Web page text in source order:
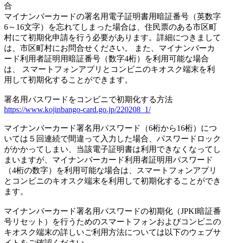
合
マイナンバーカードの署名用電子証明書用暗証番号（英数字
6～16文字）を忘れてしまった場合は、住民票のある市区町
村にて初期化申請を行う必要があります。詳細につきまして
は、市区町村にお問合せください。 また、マイナンバーカ
ード利用者証明用暗証番号（数字4桁）を利用可能な場合
は、 スマートフォンアプリとコンビニのキオスク端末を利
用して初期化することができます。
署名用パスワードをコンビニで初期化する方法
https://www.kojinbango-card.go.jp/220208_1/
マイナンバーカード署名用パスワード（6桁から16桁）につ
いては５回連続で間違って入力した場合、パスワードロック
がかかってしまい、当該電子証明書は利用できなくなってし
まいますが、マイナンバーカード利用者証明用パスワード
（4桁の数字）を利用可能な場合は、スマートフォンアプリ
とコンビニのキオスク端末を利用して初期化することができ
ます。
マイナンバーカード署名用パスワードの初期化（JPKI暗証番
号リセット）を行うためのスマートフォンおよびコンビニの
キオスク端末の詳しいご利用方法については以下のウェブサ